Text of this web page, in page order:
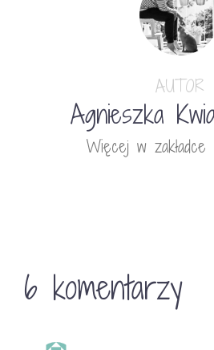
AUTOR
Agnieszka
Więcej w
6 komentarzy